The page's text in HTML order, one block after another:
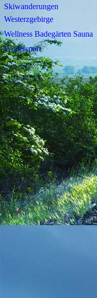
Skiwanderungen
Westerzgebirge
Wellness Badegärten Sauna
Wintersport